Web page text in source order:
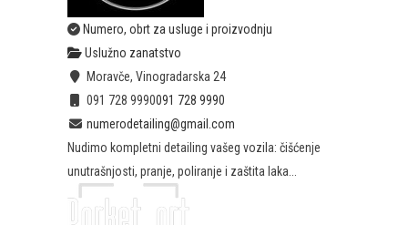
Numero, obrt za usluge i proizvodnju
Uslužno zanatstvo
Moravče, Vinogradarska 24
091 728 9990091 728 9990
numerodetailing@gmail.com
Nudimo kompletni detailing vašeg vozila: čišćenje
unutrašnjosti, pranje, poliranje i zaštita laka...